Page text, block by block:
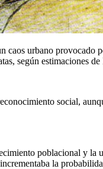
caos urbano provocado
según estimaciones de
social,
poblacional y
la